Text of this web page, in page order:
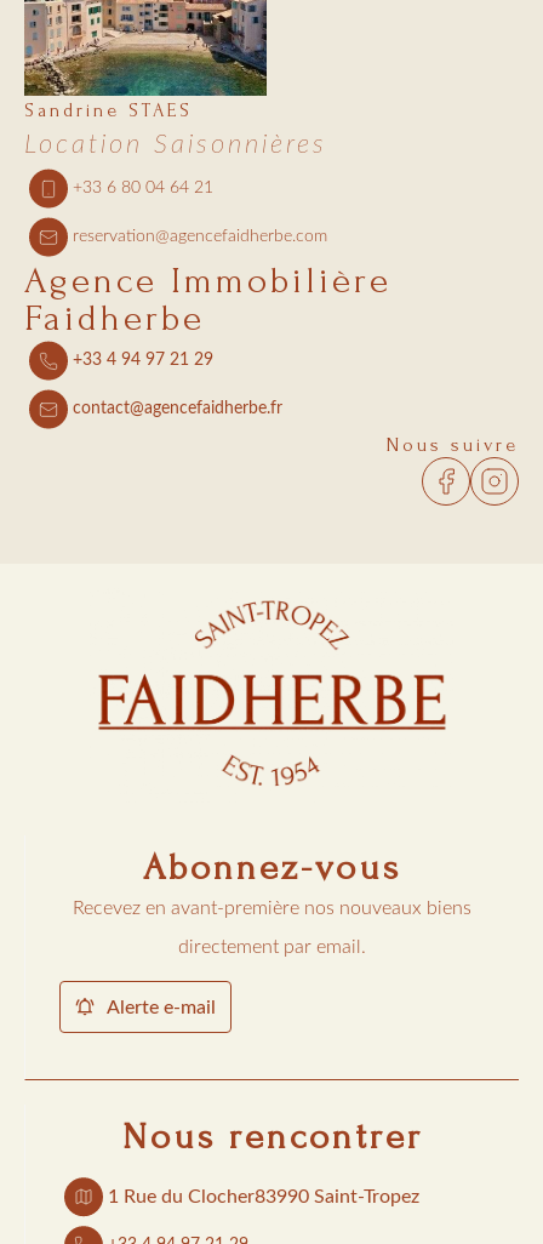
Sandrine STAES
Location Saisonnières
+33 6 80 04 64 21
reservation@agencefaidherbe.com
Agence Immobilière
Faidherbe
+33 4 94 97 21 29
contact@agencefaidherbe.fr
Nous suivre
Abonnez-vous
Recevez en avant-première nos nouveaux biens
directement par email.
Alerte e-mail
Nous rencontrer
1 Rue du Clocher83990 Saint-Tropez